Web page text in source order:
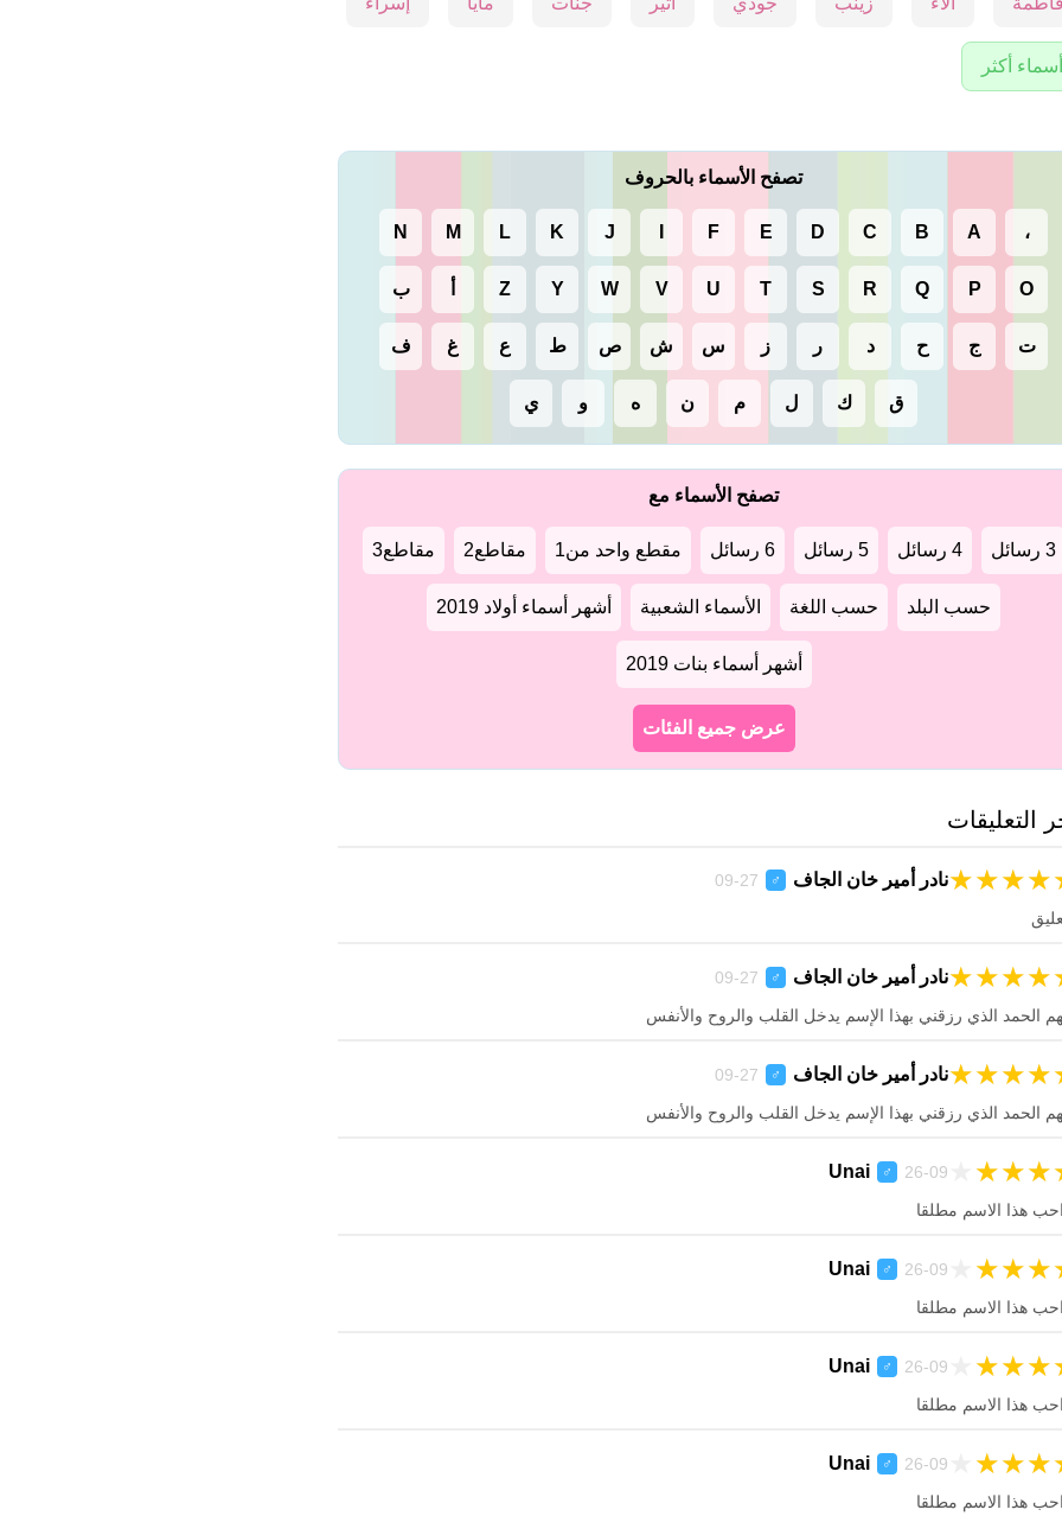
أسماء أكثر
تصفح الأسماء بالحروف
، A
B
C
D
E
F
J
K
L
M
N
O
P
Q
R
S
T
U
V
W
Y
Z ب
ت ج ح د ر ز س ش ص ط ع غ ف
ق ك ل م ن ه و ي
تصفح الأسماء مع
3 رسائل 4 رسائل 5 رسائل 6 رسائل مقطع واحد من1 مقاطع2 مقاطع3
حسب البلد حسب اللغة الأسماء الشعبية أشهر أسماء أولاد 2019
أشهر أسماء بنات 2019
عرض جميع الفئات
التعليقات
نادر أمير خان الجاف ♂
27-09 ★
★
★
★
نادر أمير خان الجاف ♂
27-09 ★
★
★
★
الحمد الذي رزقني بهذا الإسم يدخل القلب والروح والأنفس
نادر أمير خان الجاف ♂
27-09 ★
★
★
★
الحمد الذي رزقني بهذا الإسم يدخل القلب والروح والأنفس
Unai ♂ 26-09 ★
★
★
احب هذا الاسم مطلقا
Unai ♂ 26-09 ★
★
★
احب هذا الاسم مطلقا
Unai ♂ 26-09 ★
★
★
احب هذا الاسم مطلقا
Unai ♂ 26-09 ★
★
★
احب هذا الاسم مطلقا